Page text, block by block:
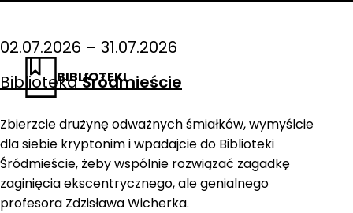
BIBLIOTEKI
02.07.2026 – 31.07.2026
BibliotekaŚródmieście
Zbierzcie drużynę odważnych śmiałków, wymyślcie
dla siebie kryptonim i wpadajcie do Biblioteki
Śródmieście, żeby wspólnie rozwiązać zagadkę
zaginięcia ekscentrycznego, ale genialnego
profesora Zdzisława Wicherka.